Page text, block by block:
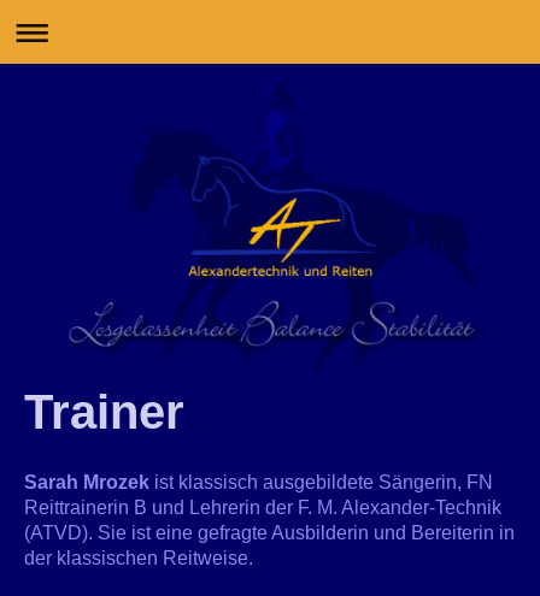
Trainer
Sarah Mrozek ist klassisch ausgebildete Sängerin, FN
Reittrainerin B und Lehrerin der F. M. Alexander-Technik
(ATVD). Sie ist eine gefragte Ausbilderin und Bereiterin in
der klassischen Reitweise.